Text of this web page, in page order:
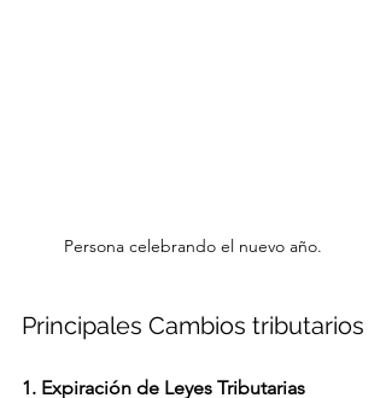
Persona celebrando el nuevo año.
Principales Cambios tributarios
1. Expiración de Leyes Tributarias